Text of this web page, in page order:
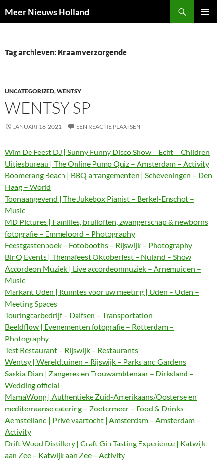
naar
Meer Nieuws Holland
Tag archieven: Kraamverzorgende
UNCATEGORIZED,WENTSY
WENTSY SP
JANUARI 18, 2021 EEN REACTIE PLAATSEN
Wim De Feest DJ | Sunny Funny Disco Show – Echt – Children
Uitjesbureau | The Online Pump Quiz – Amsterdam – Activity
Boomerang Beach | BBQ arrangementen | Scheveningen – Den
Haag – World
Toonaangevend | The Jukebox Pianist – Berkel-Enschot –
Music
MD Pictures | Families, bruiloften, zwangerschap & newborns
fotografie – Emmeloord – Photography
Feestgastenboek – Fotobooths – Rijswijk – Photography
BinQ Events | Themafeest Oktoberfest – Nuland – Show
Accordeon Muziek | Live accordeonmuziek – Arnemuiden –
Music
Markant Uden | Ruimtes voor uw meeting | Uden – Uden –
Meeting Spaces
Touringcarbedrijf – Dalfsen – Transportation
Beeldflow | Evenementen fotografie – Rotterdam –
Photography
Test Restaurant – Rijswijk – Restaurants
Wentsy | Wereldtuinen – Rijswijk – Parks and Gardens
Saskia Dian | Zangeres en Trouwambtenaar – Dirksland –
Wedding official
MamaWong | Authentieke Zuid-Amerikaans/Oosterse en
mediterraanse catering – Zoetermeer – Food & Drinks
Aemstelland | Privé vaartocht | Amsterdam – Amsterdam –
Activity
Drift Wood Distillery | Craft Gin Tasting Experience | Katwijk
aan Zee – Katwijk aan Zee – Activity